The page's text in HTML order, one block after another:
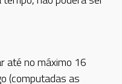
até no máximo 16
(computadas as